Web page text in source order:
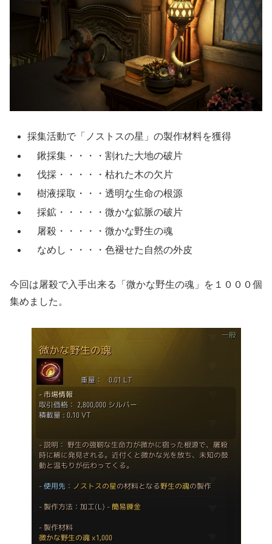
採集活動で「ノストスの星」の製作材料を獲得
鍬採集・・・・割れた大地の破片
伐採・・・・・枯れた木の欠片
樹液採取・・・透明な生命の根源
採鉱・・・・・微かな鉱脈の破片
屠殺・・・・・微かな野生の魂
なめし・・・・色褪せた自然の外皮
今回は屠殺で入手出来る「微かな野生の魂」を１０００個
集めました。